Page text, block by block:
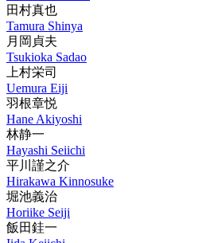
田村真也
Tamura Shinya
月岡貞夫
Tsukioka Sadao
上村栄司
Uemura Eiji
羽根章悦
Hane Akiyoshi
林静一
Hayashi Seiichi
平川謹之介
Hirakawa Kinnosuke
堀池義治
Horiike Seiji
飯田銈一